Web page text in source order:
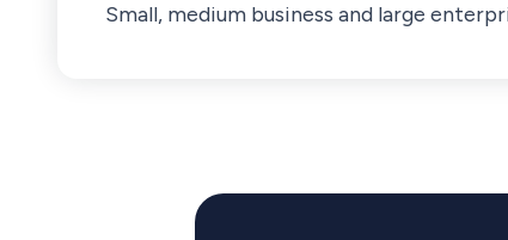
Small, medium business and large